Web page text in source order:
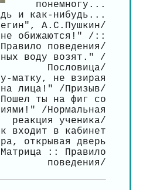
понемногу...
и как-нибудь...
А.С.Пушкин/
обижаются!" /::
поведения/
воду возят." /
Пословица/
матку, не взирая
на лица!" /Призыв/
ты на фиг со
/Нормальная
реакция ученика/
входит в кабинет
открывая дверь
:: Правило
поведения/